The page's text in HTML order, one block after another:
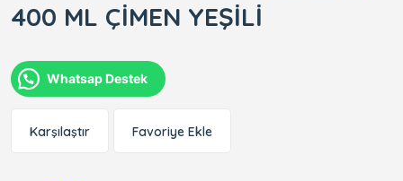
400 ML ÇİMEN YEŞİLİ
Whatsap Destek
Karşılaştır Favoriye Ekle